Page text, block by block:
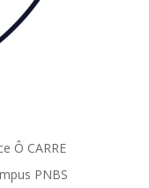
Ô CARRE
PNBS